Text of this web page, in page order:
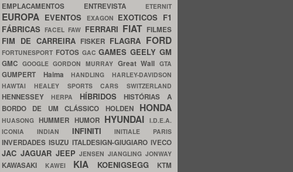
EMPLACAMENTOS ENTREVISTA ETERNIT
EUROPA EVENTOS EXAGON EXOTICOS F1
FÁBRICASFACELFAW FERRARI FIAT FILMES
FIM DE CARREIRA FISKER FLAGRA FORD
FORTUNESPORT FOTOS GACGAMESGEELYGM
GMC GOOGLEGORDON MURRAY Great WallGTA
GUMPERT HaimaHANDLINGHARLEY-DAVIDSON
HAWTAI HEALEY SPORTS CARS SWITZERLAND
HENNESSEY HERPA HÍBRIDOSHISTÓRIAS A
BORDO DE UM CLÁSSICO HOLDEN HONDA
HUASONGHUMMER HUMOR HYUNDAI I.D.E.A.
ICONIA INDIAN INFINITIINITIALE PARIS
INVERDADESISUZU ITALDESIGN-GIUGIAROIVECO
JAC JAGUAR JEEPJENSENJIANGLINGJONWAY
KAWASAKI KAWEI KIA KOENIGSEGG KTM